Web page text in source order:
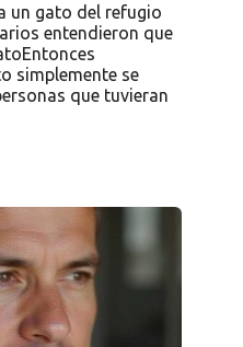
un gato del refugio
entendieron que
simplemente se
que tuvieran